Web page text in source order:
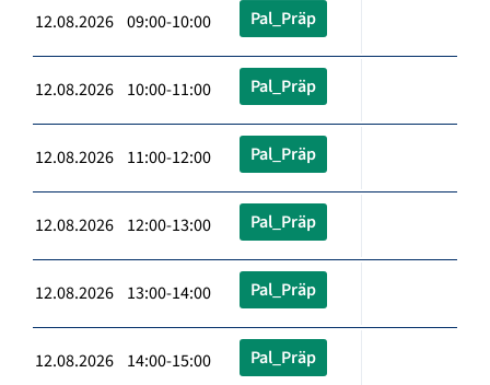
12.08.2026 09:00-10:00 Pal_Präp
12.08.2026 10:00-11:00 Pal_Präp
12.08.2026 11:00-12:00 Pal_Präp
12.08.2026 12:00-13:00 Pal_Präp
12.08.2026 13:00-14:00 Pal_Präp
12.08.2026 14:00-15:00 Pal_Präp